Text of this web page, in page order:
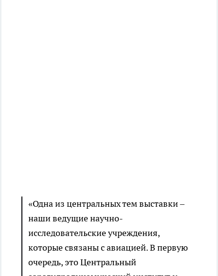
«Одна из центральных тем выставки –
наши ведущие научно-
исследовательские учреждения,
которые связаны с авиацией. В первую
очередь, это Центральный